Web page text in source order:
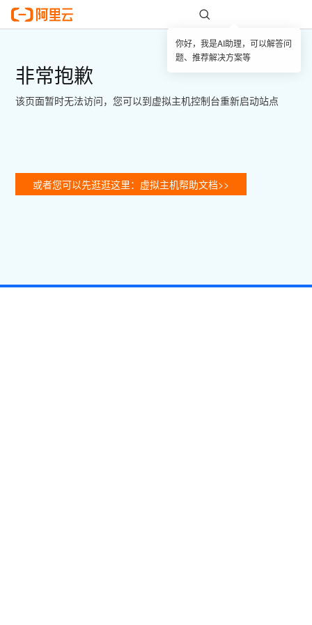
你好，我是AI助理，可以解答问
题、推荐解决方案等
非常抱歉
该页面暂时无法访问，您可以到虚拟主机控制台重新启动站点
或者您可以先逛逛这里：虚拟主机帮助文档>>